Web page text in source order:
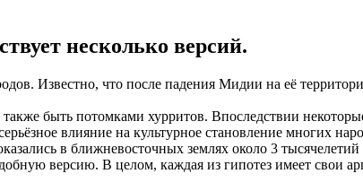
несколько версий.
Известно, что после падения Мидии на её
быть потомками хурритов. Впоследствии
влияние на культурное становление многих
в ближневосточных землях около 3
версию. В целом, каждая из гипотез имеет свои